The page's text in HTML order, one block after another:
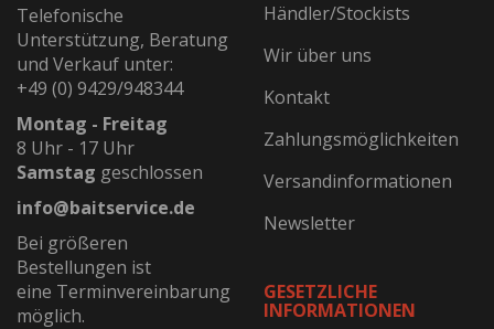
Telefonische
Unterstützung, Beratung
und Verkauf unter:
+49 (0) 9429/948344
Montag - Freitag
8 Uhr - 17 Uhr
Samstag geschlossen
info@baitservice.de
Bei größeren
Bestellungen ist
eine Terminvereinbarung
möglich.
Händler/Stockists
Wir über uns
Kontakt
Zahlungsmöglichkeiten
Versandinformationen
Newsletter
GESETZLICHE
INFORMATIONEN